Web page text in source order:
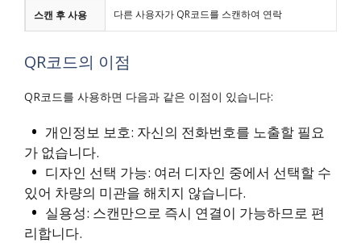
스캔 후 사용 다른 사용자가 QR코드를 스캔하여 연락
QR코드의 이점
QR코드를 사용하면 다음과 같은 이점이 있습니다:
개인정보 보호: 자신의 전화번호를 노출할 필요
가 없습니다.
디자인 선택 가능: 여러 디자인 중에서 선택할 수
있어 차량의 미관을 해치지 않습니다.
실용성: 스캔만으로 즉시 연결이 가능하므로 편
리합니다.